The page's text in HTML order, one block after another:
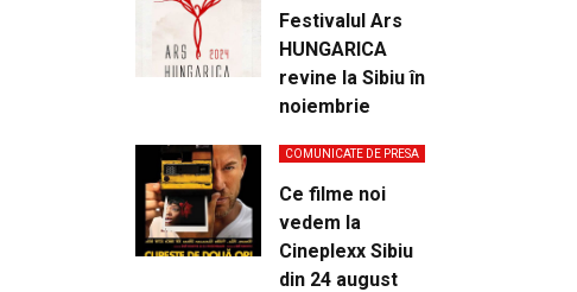
Festivalul Ars
HUNGARICA
revine la Sibiu în
noiembrie
COMUNICATE DE PRESA
Ce filme noi
vedem la
Cineplexx Sibiu
din 24 august